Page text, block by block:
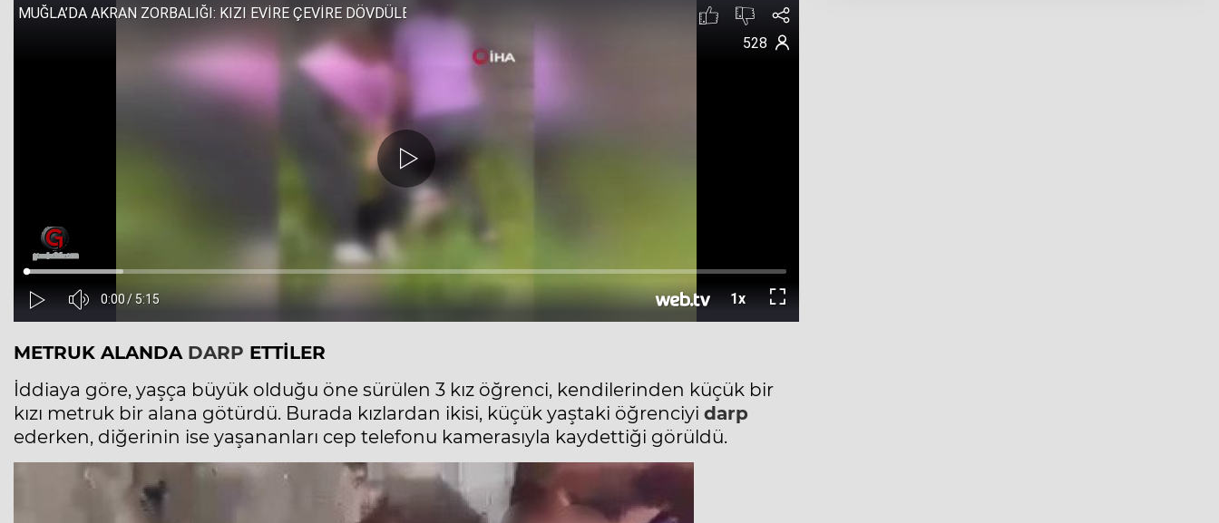
METRUK ALANDA DARP ETTİLER
İddiaya göre, yaşça büyük olduğu öne sürülen 3 kız öğrenci, kendilerinden küçük bir
kızı metruk bir alana götürdü. Burada kızlardan ikisi, küçük yaştaki öğrenciyi darp
ederken, diğerinin ise yaşananları cep telefonu kamerasıyla kaydettiği görüldü.